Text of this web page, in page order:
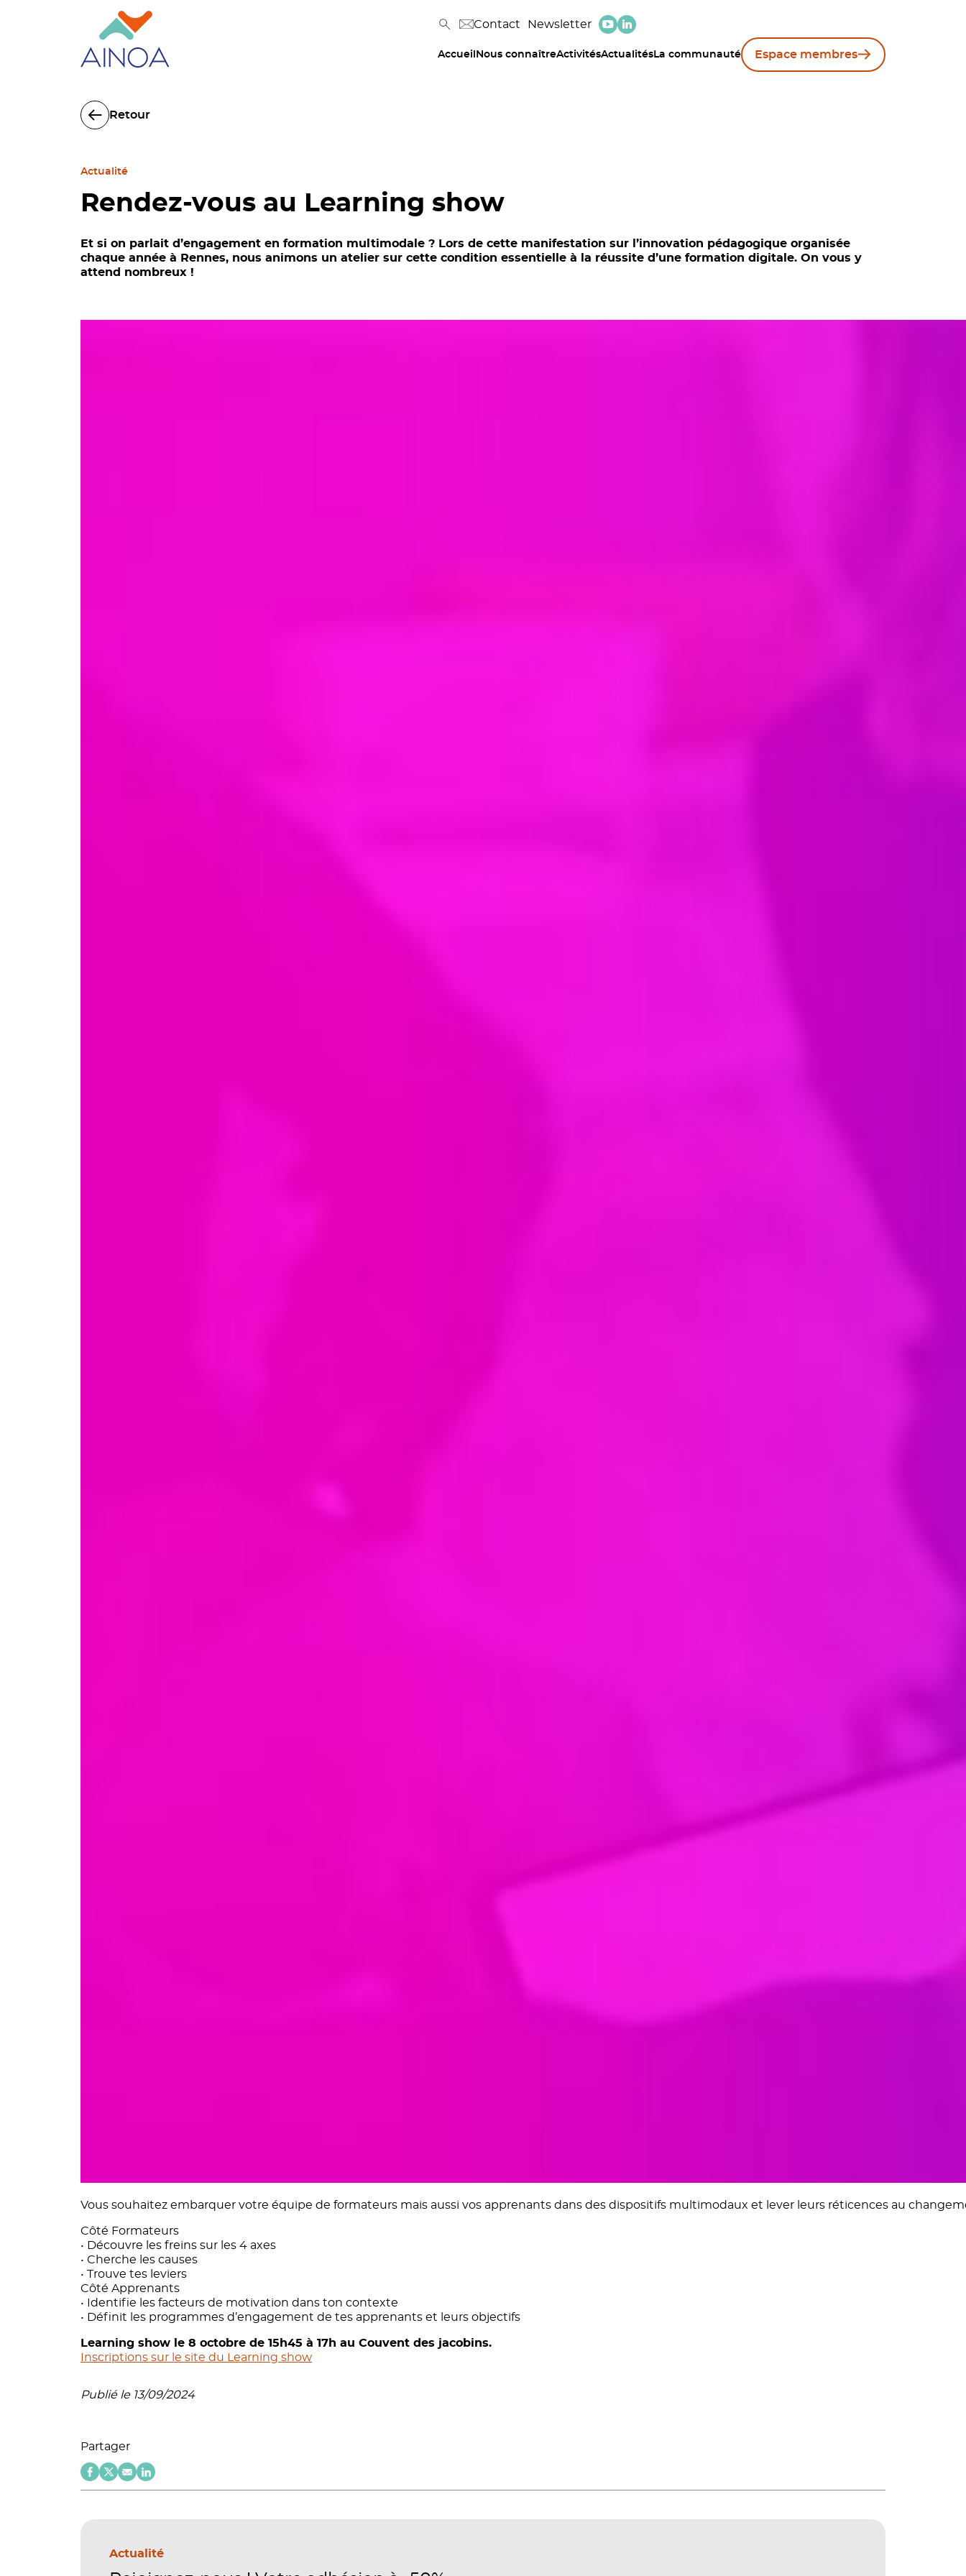
Contact Newsletter
Accueil Nous connaîtreActivitésActualités La communauté Espace membres
Retour
Actualité
Rendez-vous au Learning show
Et si on parlait d’engagement en formation multimodale ? Lors de cette manifestation sur l’innovation pédagogique organisée
chaque année à Rennes, nous animons un atelier sur cette condition essentielle à la réussite d’une formation digitale. On vous y
attend nombreux !
Vous souhaitez embarquer votre équipe de formateurs mais aussi vos apprenants dans des dispositifs multimodaux et lever leurs réticences au
Côté Formateurs
• Découvre les freins sur les 4 axes
• Cherche les causes
• Trouve tes leviers
Côté Apprenants
• Identifie les facteurs de motivation dans ton contexte
• Définit les programmes d’engagement de tes apprenants et leurs objectifs
Learning show le 8 octobre de 15h45 à 17h au Couvent des jacobins.
Inscriptions sur le site du Learning show
Publié le 13/09/2024
Partager
Actualité